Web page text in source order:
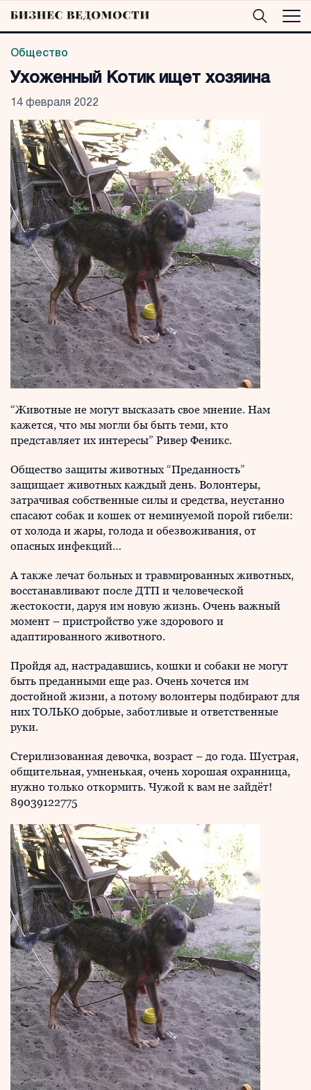
Общество
Ухоженный Котик ищет хозяина
14 февраля 2022
“Животные не могут высказать свое мнение. Нам
кажется, что мы могли бы быть теми, кто
представляет их интересы” Ривер Феникс.
Общество защиты животных “Преданность”
защищает животных каждый день. Волонтеры,
затрачивая собственные силы и средства, неустанно
спасают собак и кошек от неминуемой порой гибели:
от холода и жары, голода и обезвоживания, от
опасных инфекций…
А также лечат больных и травмированных животных,
восстанавливают после ДТП и человеческой
жестокости, даруя им новую жизнь. Очень важный
момент – пристройство уже здорового и
адаптированного животного.
Пройдя ад, настрадавшись, кошки и собаки не могут
быть преданными еще раз. Очень хочется им
достойной жизни, а потому волонтеры подбирают для
них ТОЛЬКО добрые, заботливые и ответственные
руки.
Стерилизованная девочка, возраст – до года. Шустрая,
общительная, умненькая, очень хорошая охранница,
нужно только откормить. Чужой к вам не зайдёт!
89039122775